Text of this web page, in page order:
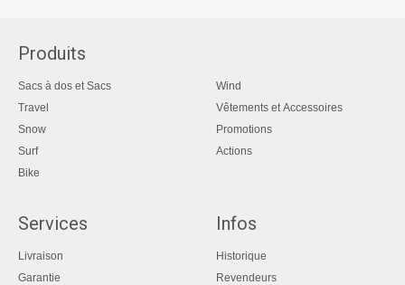
Produits
Sacs à dos et Sacs
Travel
Snow
Surf
Bike
Wind
Vêtements et Accessoires
Promotions
Actions
Services
Livraison
Garantie
Infos
Historique
Revendeurs